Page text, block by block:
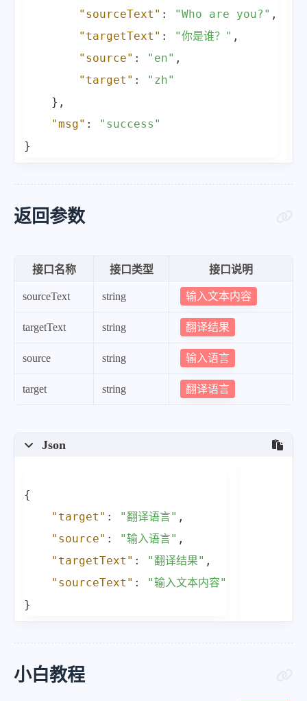
"sourceText" : "Who are you?" ,
"targetText" : "你是谁？" ,
"source" : "en" ,
"target" :
"zh"
} ,
"msg" :
"success"
}
返回参数
接口名称 接口类型 接口说明
sourceText string 输入文本内容
targetText string 翻译结果
source string 输入语言
target string 翻译语言
Json
{
"target" : "翻译语言" ,
"source" : "输入语言" ,
"targetText" : "翻译结果" ,
"sourceText" :
"输入文本内容"
}
小白教程